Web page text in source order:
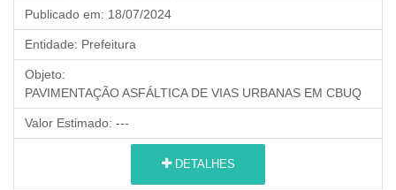
Publicado em: 18/07/2024
Entidade: Prefeitura
Objeto:
PAVIMENTAÇÃO ASFÁLTICA DE VIAS URBANAS EM CBUQ
Valor Estimado: ---
DETALHES